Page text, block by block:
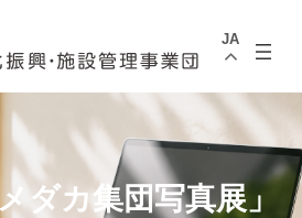
JA
ダカ集団写真展」